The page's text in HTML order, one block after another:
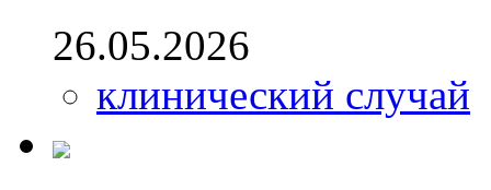
26.05.2026
клинический случай